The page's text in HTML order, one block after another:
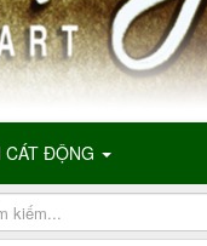
CÁT ĐỘNG